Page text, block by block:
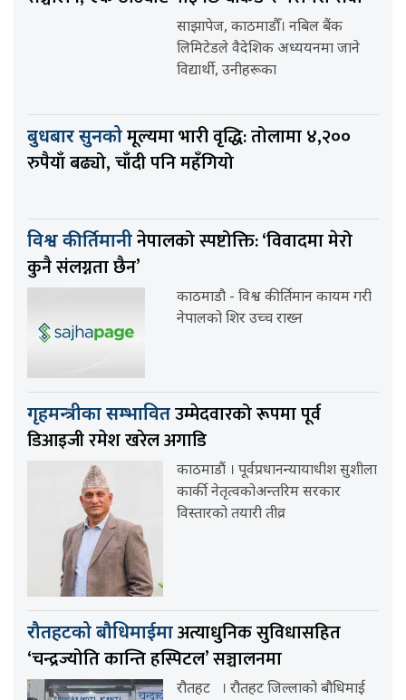
साझापेज, काठमाडौँ। नबिल बैंक
लिमिटेडले वैदेशिक अध्ययनमा जाने
विद्यार्थी, उनीहरूका
बुधबार सुनकोमूल्यमा भारी वृद्धि: तोलामा ४,२००
रुपैयाँ बढ्यो, चाँदी पनि महँगियो
विश्व कीर्तिमानीनेपालको स्पष्टोक्ति: ‘विवादमा मेरो
कुनै संलग्नता छैन’
काठमाडौ - विश्व कीर्तिमान कायम गरी
नेपालको शिर उच्च राख्न
गृहमन्त्रीका सम्भावितउम्मेदवारको रूपमा पूर्व
डिआइजी रमेश खरेल अगाडि
काठमाडौं । पूर्वप्रधानन्यायाधीश सुशीला
कार्की नेतृत्वकोअन्तरिम सरकार
विस्तारको तयारी तीव्र
रौतहटको बौधिमाईमाअत्याधुनिक सुविधासहित
‘चन्द्रज्योति कान्ति हस्पिटल’ सञ्चालनमा
रौतहट । रौतहट जिल्लाको बौधिमाई